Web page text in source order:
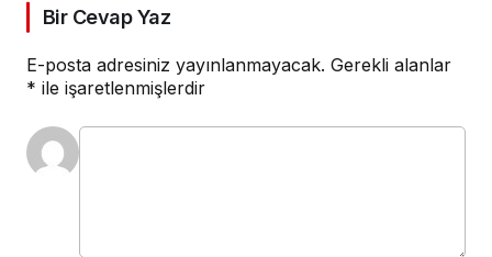
Bir Cevap Yaz
E-posta adresiniz yayınlanmayacak. Gerekli alanlar
* ile işaretlenmişlerdir